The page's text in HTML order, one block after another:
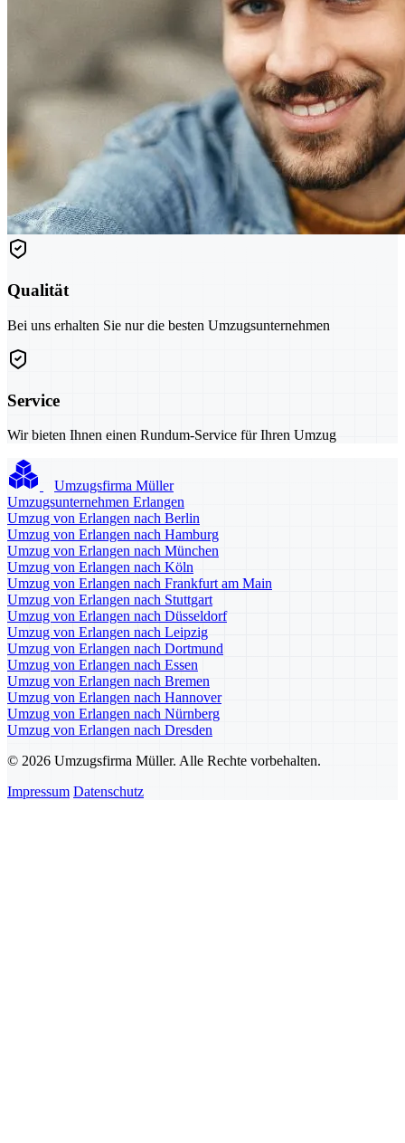
Qualität
Bei uns erhalten Sie nur die besten Umzugsunternehmen
Service
Wir bieten Ihnen einen Rundum-Service für Ihren Umzug
Umzugsfirma Müller
Umzugsunternehmen Erlangen
Umzug von Erlangen nach Berlin
Umzug von Erlangen nach Hamburg
Umzug von Erlangen nach München
Umzug von Erlangen nach Köln
Umzug von Erlangen nach Frankfurt am Main
Umzug von Erlangen nach Stuttgart
Umzug von Erlangen nach Düsseldorf
Umzug von Erlangen nach Leipzig
Umzug von Erlangen nach Dortmund
Umzug von Erlangen nach Essen
Umzug von Erlangen nach Bremen
Umzug von Erlangen nach Hannover
Umzug von Erlangen nach Nürnberg
Umzug von Erlangen nach Dresden
© 2026 Umzugsfirma Müller. Alle Rechte vorbehalten.
Impressum Datenschutz